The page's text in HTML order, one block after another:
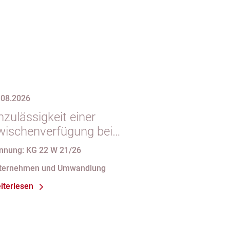
einer
bei
an die
einer eGbR im
KG 22 W 21/26
und Umwandlung